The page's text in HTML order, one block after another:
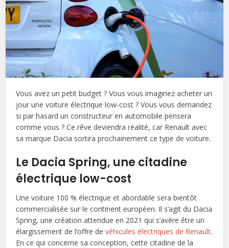
Vous avez un petit budget ? Vous vous imaginez acheter un
jour une voiture électrique low-cost ? Vous vous demandez
si par hasard un constructeur en automobile pensera
comme vous ? Ce rêve deviendra réalité, car Renault avec
sa marque Dacia sortira prochainement ce type de voiture.
Le Dacia Spring, une citadine
électrique low-cost
Une voiture 100 % électrique et abordable sera bientôt
commercialisée sur le continent européen. Il s’agit du Dacia
Spring, une création attendue en 2021 qui s’avère être un
élargissement de l’offre devéhicules électriques de Renault.
En ce qui concerne sa conception, cette citadine de la